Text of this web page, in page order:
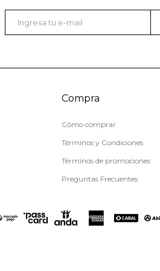
Compra
Cómo comprar
Términos y Condiciones
Términos de promociones
Preguntas Frecuentes